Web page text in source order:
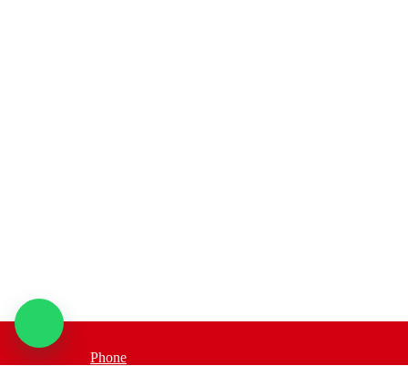
Phone